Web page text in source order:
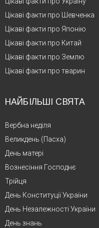
Цікаві факти про Шевченка
Цікаві факти про Японію
Цікаві факти про Китай
Цікаві факти про Землю
Цікаві факти про тварин
НАЙБІЛЬШІ СВЯТА
Вербна неділя
Великдень (Пасха)
День матері
Вознесіння Господнє
Трійця
День Конституції України
День Незалежності України
День знань